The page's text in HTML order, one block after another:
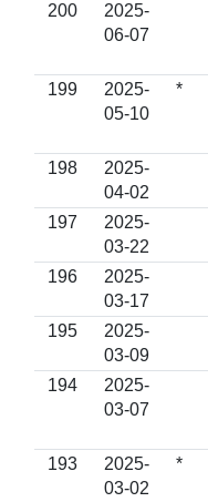
200
2025-
06-07
199
2025-
05-10
*
198
2025-
04-02
197
2025-
03-22
196
2025-
03-17
195
2025-
03-09
194
2025-
03-07
193
2025-
03-02
*